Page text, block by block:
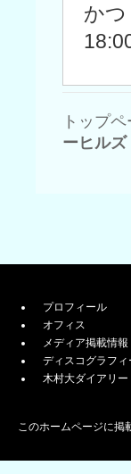
か
トップ
ーヒル
プロフィール
オフィス
メディア掲載情報
ディスコグラフィ
木村大ダイアリー
このホームページに掲